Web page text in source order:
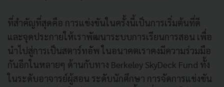
ที่สำคัญที่สุดคือ การแข่งขันในครั้งนี้เป็นการเริ่มต้นที่ดี
และจุดประกายให้เราพัฒนาระบบการเรียนการสอน เพื่อ
นำไปสู่การเป็นสตาร์ทอัพ ในอนาคตเราคงมีความร่วมมือ
กันอีกในหลายๆ ด้านกับทาง Berkeley SkyDeck Fund ทั้ง
ในระดับอาจารย์ผู้สอน ระดับนักศึกษา การจัดการแข่งขัน